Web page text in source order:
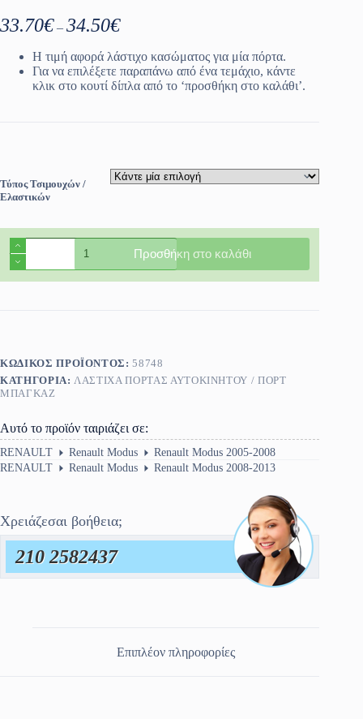
33.70€ – 34.50€Price
through
34.50€
Η τιμή αφορά λάστιχο κασώματος για μία πόρτα.
Για να επιλέξετε παραπάνω από ένα τεμάχιο, κάντε
κλικ στο κουτί δίπλα από το ‘προσθήκη στο καλάθι’.
Τύπος Τσιμουχών /
Ελαστικών
Λάστιχα
πόρτας
και
πορτ
ποσότητα
Προσθήκη στο καλάθι
ΚΩΔΙΚΌΣ ΠΡΟΪΌΝΤΟΣ:58748
ΚΑΤΗΓΟΡΊΑ: ΛΆΣΤΙΧΑ ΠΌΡΤΑΣ ΑΥΤΟΚΙΝΉΤΟΥ / ΠΟΡΤ
ΜΠΑΓΚΑΖ
Αυτό το προϊόν ταιριάζει σε:
RENAULT Renault Modus
Renault Modus 2005-2008
RENAULT
Renault Modus Renault Modus 2008-2013
Χρειάζεσαι βοήθεια;
210 2582437
Επιπλέον πληροφορίες